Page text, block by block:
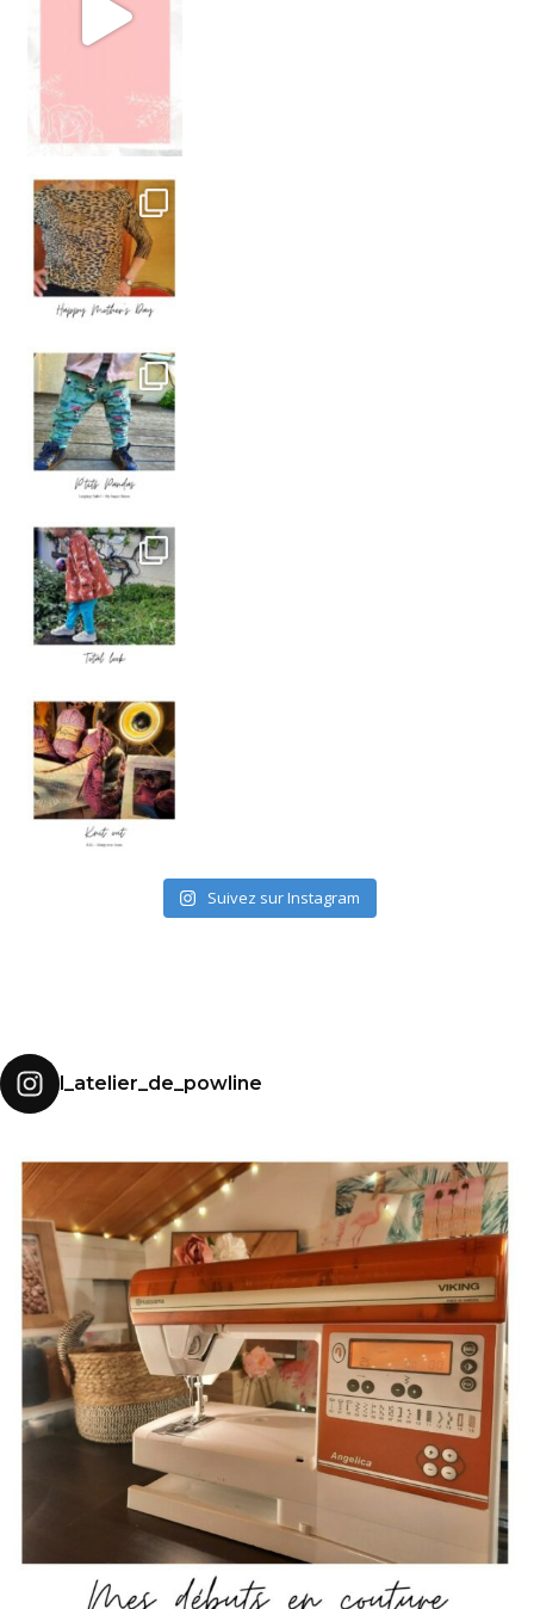
P’TITS PANDAS
. Le legging “Calin”
TOTAL LOOK MY SUPER BISON
. Voici la sec
Knit Out KAL 2021
. J’ai décidé de p
Suivez sur Instagram
l_atelier_de_powline